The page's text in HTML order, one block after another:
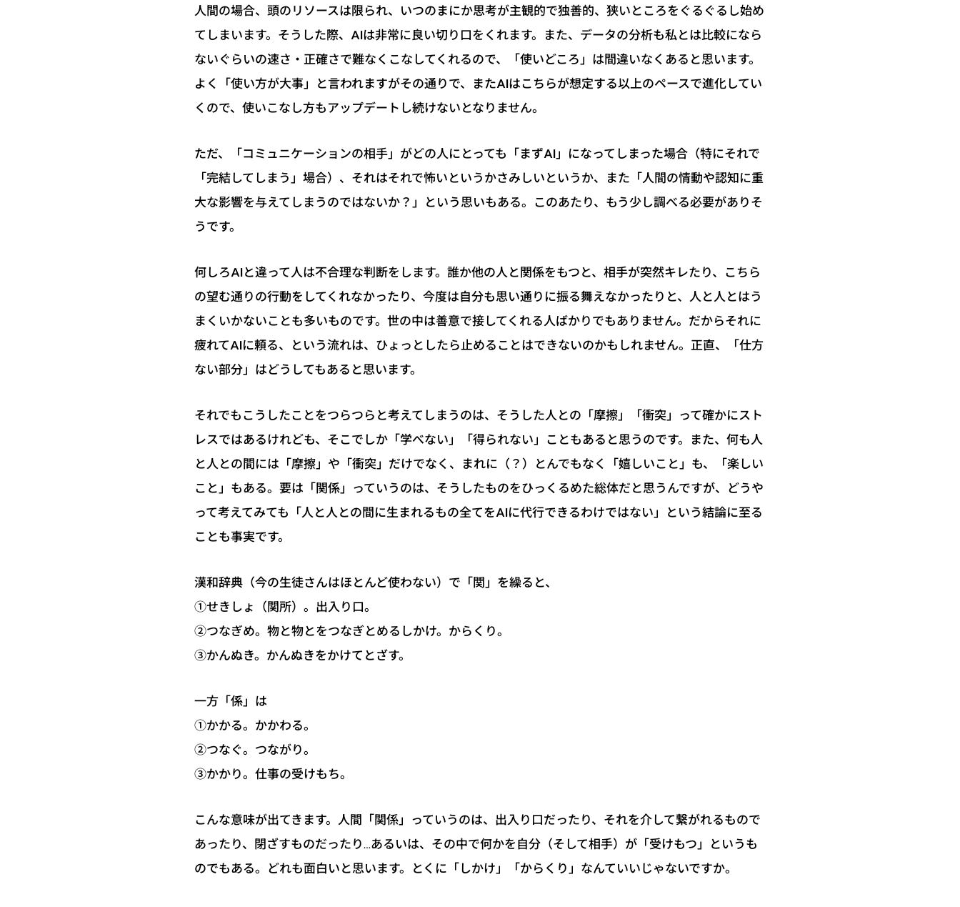
人間の場合、頭のリソースは限られ、いつのまにか思考が主観的で独善的、狭いところをぐるぐるし始め
てしまいます。そうした際、AIは非常に良い切り口をくれます。また、データの分析も私とは比較になら
ないぐらいの速さ・正確さで難なくこなしてくれるので、「使いどころ」は間違いなくあると思います。
よく「使い方が大事」と言われますがその通りで、またAIはこちらが想定する以上のペースで進化してい
くので、使いこなし方もアップデートし続けないとなりません。
ただ、「コミュニケーションの相手」がどの人にとっても「まずAI」になってしまった場合（特にそれで
「完結してしまう」場合）、それはそれで怖いというかさみしいというか、また「人間の情動や認知に重
大な影響を与えてしまうのではないか？」という思いもある。このあたり、もう少し調べる必要がありそ
うです。
何しろAIと違って人は不合理な判断をします。誰か他の人と関係をもつと、相手が突然キレたり、こちら
の望む通りの行動をしてくれなかったり、今度は自分も思い通りに振る舞えなかったりと、人と人とはう
まくいかないことも多いものです。世の中は善意で接してくれる人ばかりでもありません。だからそれに
疲れてAIに頼る、という流れは、ひょっとしたら止めることはできないのかもしれません。正直、「仕方
ない部分」はどうしてもあると思います。
それでもこうしたことをつらつらと考えてしまうのは、そうした人との「摩擦」「衝突」って確かにスト
レスではあるけれども、そこでしか「学べない」「得られない」こともあると思うのです。また、何も人
と人との間には「摩擦」や「衝突」だけでなく、まれに（？）とんでもなく「嬉しいこと」も、「楽しい
こと」もある。要は「関係」っていうのは、そうしたものをひっくるめた総体だと思うんですが、どうや
って考えてみても「人と人との間に生まれるもの全てをAIに代行できるわけではない」という結論に至る
ことも事実です。
漢和辞典（今の生徒さんはほとんど使わない）で「関」を繰ると、
①せきしょ（関所）。出入り口。
②つなぎめ。物と物とをつなぎとめるしかけ。からくり。
③かんぬき。かんぬきをかけてとざす。
一方「係」は
①かかる。かかわる。
②つなぐ。つながり。
③かかり。仕事の受けもち。
こんな意味が出てきます。人間「関係」っていうのは、出入り口だったり、それを介して繋がれるもので
あったり、閉ざすものだったり…あるいは、その中で何かを自分（そして相手）が「受けもつ」というも
のでもある。どれも面白いと思います。とくに「しかけ」「からくり」なんていいじゃないですか。